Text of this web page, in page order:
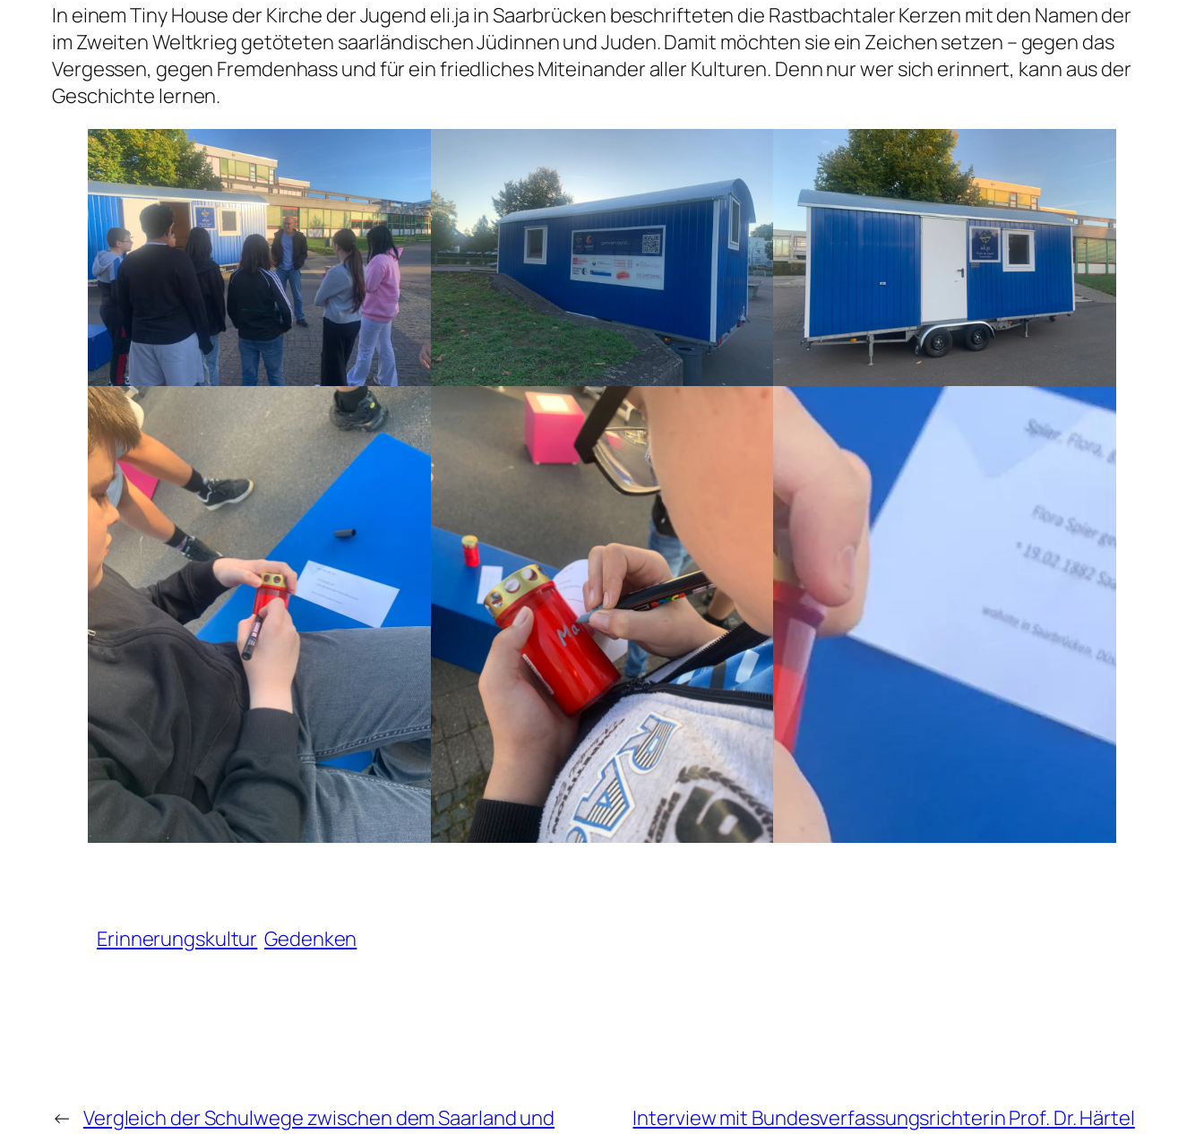
In einem Tiny House der Kirche der Jugend eli.ja in Saarbrücken beschrifteten die Rastbachtaler Kerzen mit den Namen der
im Zweiten Weltkrieg getöteten saarländischen Jüdinnen und Juden. Damit möchten sie ein Zeichen setzen – gegen das
Vergessen, gegen Fremdenhass und für ein friedliches Miteinander aller Kulturen. Denn nur wer sich erinnert, kann aus der
Geschichte lernen.
Erinnerungskultur Gedenken
← Vergleich der Schulwege zwischen dem Saarland und
Interview mit Bundesverfassungsrichterin Prof. Dr. Härtel